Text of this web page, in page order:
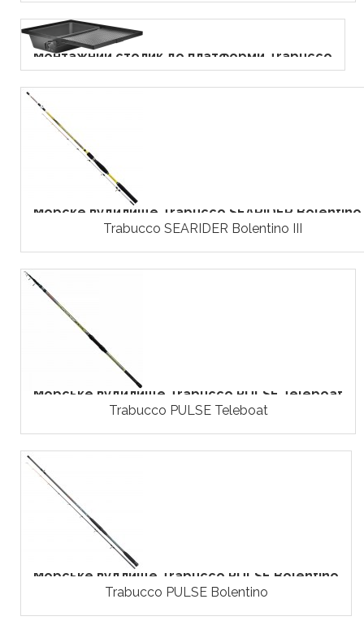
Монтажний столик до платформи Trabucco
Морске вудилище Trabucco SEARIDER
Trabucco SEARIDER Bolentino III
Морське вудилище Trabucco PULSE Teleboat
Trabucco PULSE Teleboat
Морське вудлище Trabucco PULSE Bolentino
Trabucco PULSE Bolentino